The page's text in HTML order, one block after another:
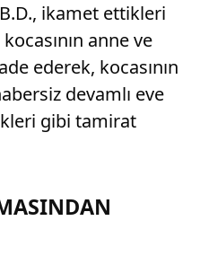
ikamet ettikleri
anne ve
ederek, kocasının
devamlı eve
gibi tamirat